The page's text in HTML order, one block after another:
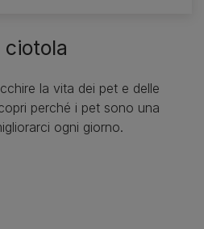
ciotola
la vita dei pet e delle
perché i pet sono una
ogni giorno.